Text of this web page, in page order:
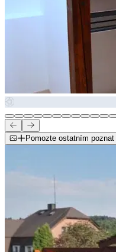
Pomozte ostatním